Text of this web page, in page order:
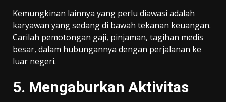
Kemungkinan lainnya yang perlu diawasi adalah
karyawan yang sedang di bawah tekanan keuangan.
Carilah pemotongan gaji, pinjaman, tagihan medis
besar, dalam hubungannya dengan perjalanan ke
luar negeri.
5. Mengaburkan Aktivitas